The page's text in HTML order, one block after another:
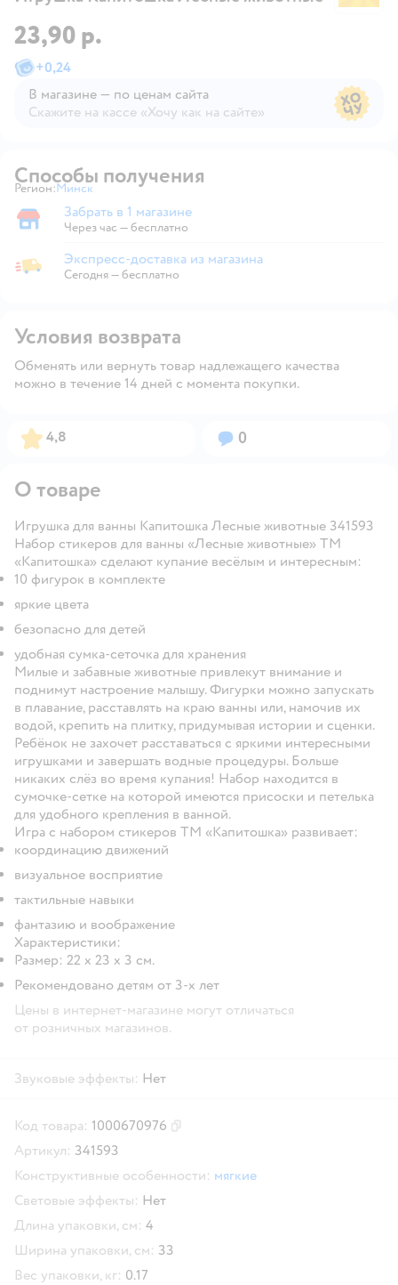
23,90 р.
+0,24
В магазине — по ценам сайта
Скажите на кассе «Хочу как на сайте»
Способы получения
Регион: Выбор адреса доставки.
Минск
Забрать в магазине
Забрать в 1 магазине
Через час — бесплатно
Экспресс-доставка из магазина
Экспресс-доставка из магазина
Сегодня—бесплатно
Условия возврата
Обменять или вернуть товар надлежащего качества
можно в течение 14 дней с момента покупки.
Рейтинг:
4,8 Вопросов:
0
О товаре
Игрушка для ванны Капитошка Лесные животные 341593
Набор стикеров для ванны «Лесные животные» ТМ
«Капитошка» сделают купание весёлым и интересным:
10 фигурок в комплекте
яркие цвета
безопасно для детей
удобная сумка-сеточка для хранения
Милые и забавные животные привлекут внимание и
поднимут настроение малышу. Фигурки можно запускать
в плавание, расставлять на краю ванны или, намочив их
водой, крепить на плитку, придумывая истории и сценки.
Ребёнок не захочет расставаться с яркими интересными
игрушками и завершать водные процедуры. Больше
никаких слёз во время купания! Набор находится в
сумочке-сетке на которой имеются присоски и петелька
для удобного крепления в ванной.
Игра с набором стикеров ТМ «Капитошка» развивает:
координацию движений
визуальное восприятие
тактильные навыки
фантазию и воображение
Характеристики:
Размер: 22 х 23 х 3 см.
Рекомендовано детям от 3-х лет
Цены в интернет-магазине могут отличаться
от розничных магазинов.
Звуковые эффекты: Нет
Код товара: 1000670976
Артикул: 341593
Конструктивные особенности: мягкие
Световые эффекты: Нет
Длина упаковки, см: 4
Ширина упаковки, см: 33
Вес упаковки, кг: 0.17